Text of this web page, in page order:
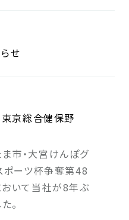
せ
京総合健保野
ま市・大宮けんぽグ
ポーツ杯争奪第48
いて当社が8年ぶ
。